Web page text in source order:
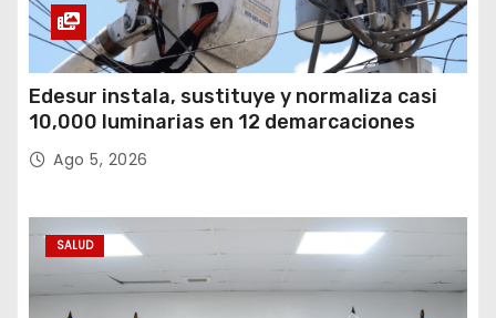
Edesur instala, sustituye y normaliza casi
10,000 luminarias en 12 demarcaciones
Ago 5, 2026
SALUD